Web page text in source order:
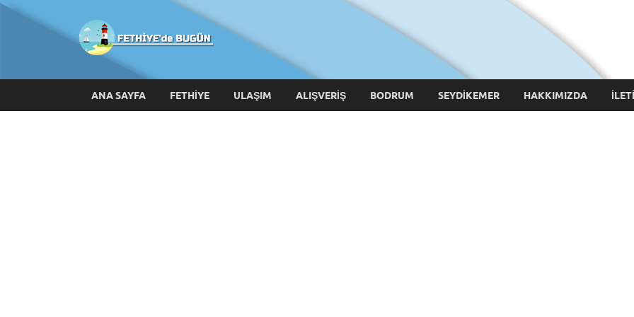
Fethiyede Bugün
ANA SAYFA FETHIYE ULAŞIM ALIŞVERIŞ BODRUM SEYDIKEMER HAKKIMIZDA